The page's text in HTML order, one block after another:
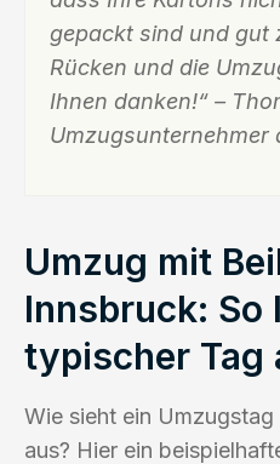
gepackt sind und gut
Rücken und die
Ihnen danken!“ –
Umzugsunternehmer
Umzug mit
Innsbruck: So
typischer Tag
Wie sieht ein
aus? Hier ein